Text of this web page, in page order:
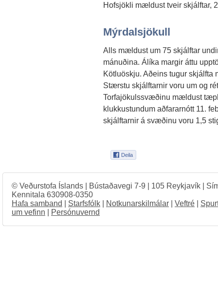
Hofsjökli mældust tveir skjálftar,
Mýrdalsjökull
Alls mældust um 75 skjálftar
mánuðina. Álíka margir áttu
Kötluöskju. Aðeins tugur
Stærstu skjálftarnir voru um og
Torfajökulssvæðinu mældust
klukkustundum aðfararnótt 11.
skjálftarnir á svæðinu voru 1,5
© Veðurstofa Íslands | Bústaðavegi 7-9 | 105 Reykjavík |
Kennitala 630908-0350
Hafa samband
Starfsfólk Notkunarskilmálar Veftré
um vefinn
Persónuvernd